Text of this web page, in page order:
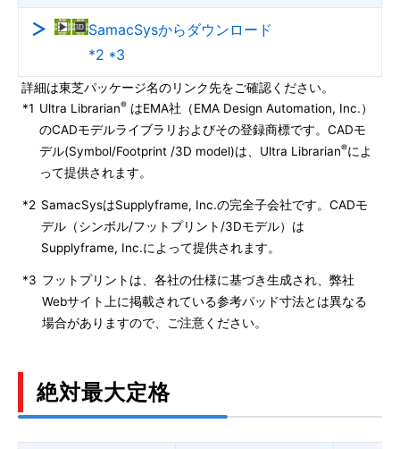
SamacSysからダウンロード
*2 *3
詳細は東芝パッケージ名のリンク先をご確認ください。
*1 Ultra Librarian® はEMA社（EMA Design Automation, Inc.）
のCADモデルライブラリおよびその登録商標です。CADモ
デル(Symbol/Footprint /3D model)は、Ultra Librarian®によ
って提供されます。
*2 SamacSysはSupplyframe, Inc.の完全子会社です。CADモ
デル（シンボル/フットプリント/3Dモデル）は
Supplyframe, Inc.によって提供されます。
*3 フットプリントは、各社の仕様に基づき生成され、弊社
Webサイト上に掲載されている参考パッド寸法とは異なる
場合がありますので、ご注意ください。
絶対最大定格